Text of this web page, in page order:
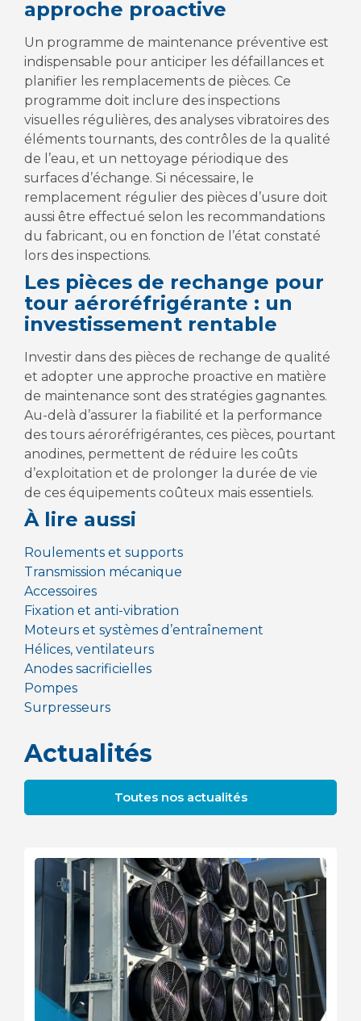
approche proactive
Un programme de maintenance préventive est
indispensable pour anticiper les défaillances et
planifier les remplacements de pièces. Ce
programme doit inclure des inspections
visuelles régulières, des analyses vibratoires des
éléments tournants, des contrôles de la qualité
de l’eau, et un nettoyage périodique des
surfaces d’échange. Si nécessaire, le
remplacement régulier des pièces d’usure doit
aussi être effectué selon les recommandations
du fabricant, ou en fonction de l’état constaté
lors des inspections.
Les pièces de rechange pour
tour aéroréfrigérante : un
investissement rentable
Investir dans des pièces de rechange de qualité
et adopter une approche proactive en matière
de maintenance sont des stratégies gagnantes.
Au-delà d’assurer la fiabilité et la performance
des tours aéroréfrigérantes, ces pièces, pourtant
anodines, permettent de réduire les coûts
d’exploitation et de prolonger la durée de vie
de ces équipements coûteux mais essentiels.
À lire aussi
Roulements et supports
Transmission mécanique
Accessoires
Fixation et anti-vibration
Moteurs et systèmes d’entraînement
Hélices, ventilateurs
Anodes sacrificielles
Pompes
Surpresseurs
Actualités
Toutes nos actualités